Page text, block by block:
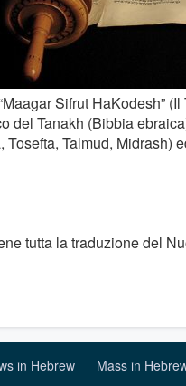
Sifrut HaKodesh”
del Tanakh (Bibbia
Tosefta, Talmud, Midrash)
tutta la traduzione del
in Hebrew Mass in